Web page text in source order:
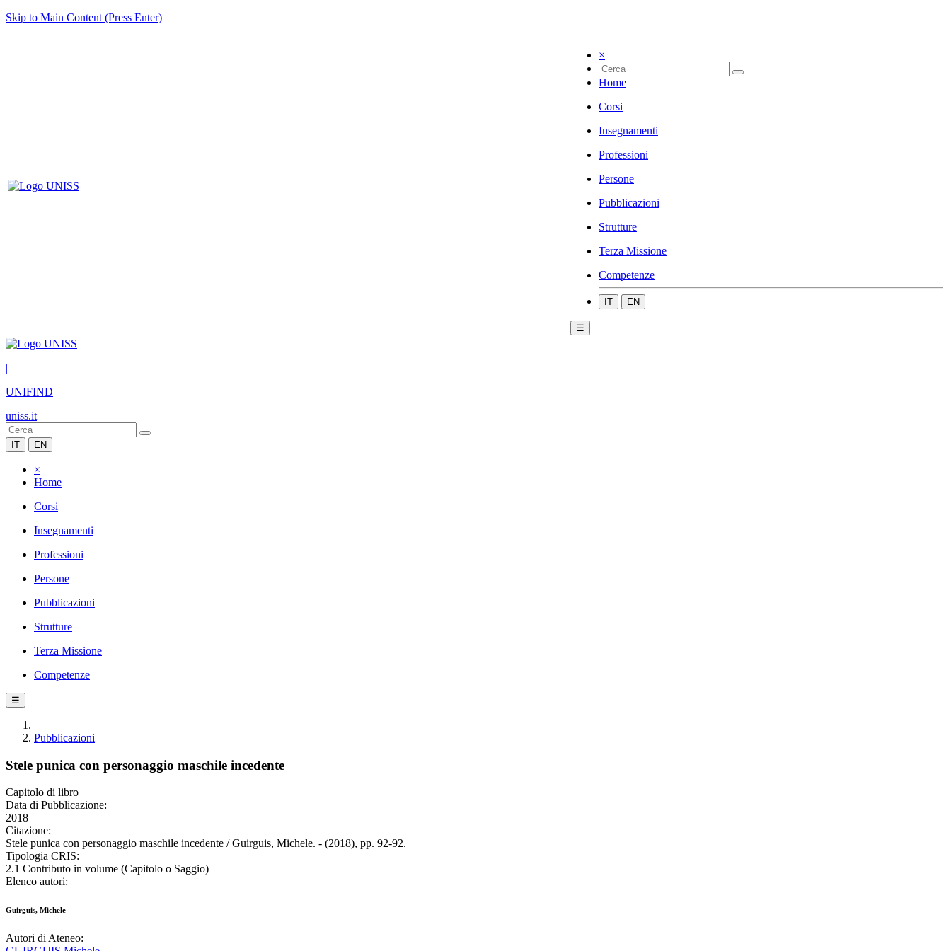
Skip to Main Content (Press Enter)
×
Home
Corsi
Insegnamenti
Professioni
Persone
Pubblicazioni
Strutture
Terza Missione
Competenze
IT EN
☰
|
UNIFIND
uniss.it
IT EN
×
Home
Corsi
Insegnamenti
Professioni
Persone
Pubblicazioni
Strutture
Terza Missione
Competenze
☰
Pubblicazioni
Stele punica con personaggio maschile incedente
Capitolo di libro
Data di Pubblicazione:
2018
Citazione:
Stele punica con personaggio maschile incedente / Guirguis, Michele. - (2018), pp. 92-92.
Tipologia CRIS:
2.1 Contributo in volume (Capitolo o Saggio)
Elenco autori:
Guirguis, Michele
Autori di Ateneo: